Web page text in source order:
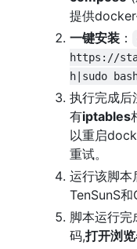
提供
一键安装 ：
https://
h|sudo
执行完成后
有iptables
以重启
重试。
运行该脚
TenSunS
脚本运行完
码,打开浏